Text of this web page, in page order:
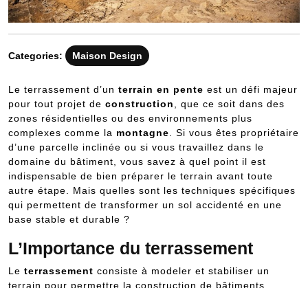
Categories: Maison Design
Le terrassement d’un terrain en pente est un défi majeur
pour tout projet de construction, que ce soit dans des
zones résidentielles ou des environnements plus
complexes comme la montagne. Si vous êtes propriétaire
d’une parcelle inclinée ou si vous travaillez dans le
domaine du bâtiment, vous savez à quel point il est
indispensable de bien préparer le terrain avant toute
autre étape. Mais quelles sont les techniques spécifiques
qui permettent de transformer un sol accidenté en une
base stable et durable ?
L’Importance du terrassement
Le terrassement consiste à modeler et stabiliser un
terrain pour permettre la construction de bâtiments,